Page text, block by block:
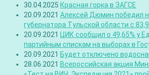
30.04.2025 Красная горка в ЗАГСЕ
20.09.2021 Алексей Дюмин победил
губернатора Тульской области с
20.09.2021 ЦИК сообщил о 49,65% у
партийным спискам на выборах в
20.09.2021 Будет отключено
28.06.2021 Всероссийская акция